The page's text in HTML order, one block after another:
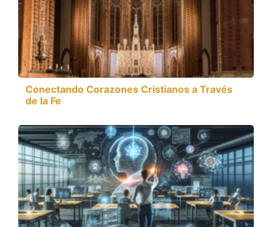
Conectando Corazones Cristianos a Través
de la Fe